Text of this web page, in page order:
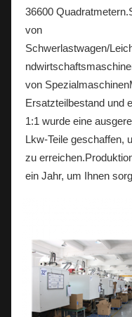
36600
von
Schwerlastwagen/
von
Ersatzteilbestand und
1:1 wurde eine
Lkw-Teile geschaffen,
zu
ein Jahr, um Ihnen